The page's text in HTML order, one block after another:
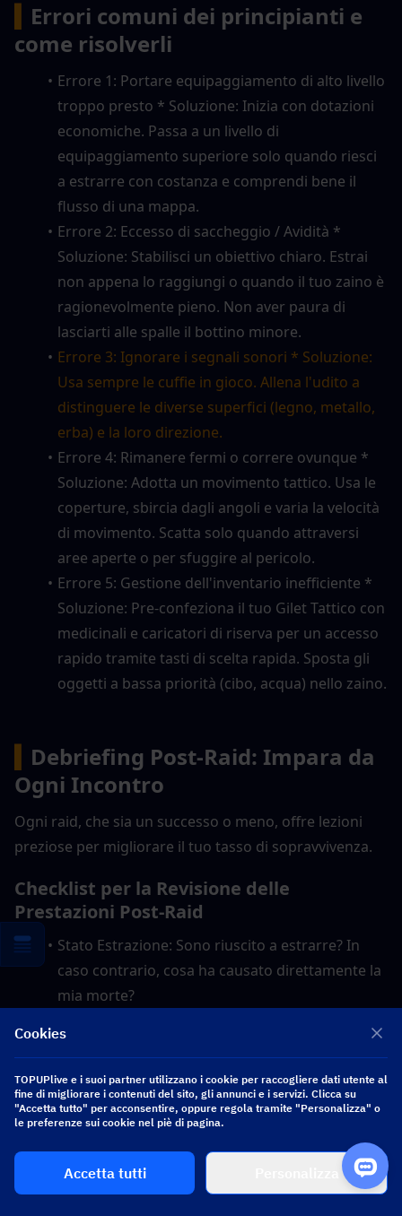
Errori comuni dei principianti e
come risolverli
Errore 1: Portare equipaggiamento di alto livello
troppo presto * Soluzione: Inizia con dotazioni
economiche. Passa a un livello di
equipaggiamento superiore solo quando riesci
a estrarre con costanza e comprendi bene il
flusso di una mappa.
Errore 2: Eccesso di saccheggio / Avidità *
Soluzione: Stabilisci un obiettivo chiaro. Estrai
non appena lo raggiungi o quando il tuo zaino è
ragionevolmente pieno. Non aver paura di
lasciarti alle spalle il bottino minore.
Errore 3: Ignorare i segnali sonori * Soluzione:
Usa sempre le cuffie in gioco. Allena l'udito a
distinguere le diverse superfici (legno, metallo,
erba) e la loro direzione.
Errore 4: Rimanere fermi o correre ovunque *
Soluzione: Adotta un movimento tattico. Usa le
coperture, sbircia dagli angoli e varia la velocità
di movimento. Scatta solo quando attraversi
aree aperte o per sfuggire al pericolo.
Errore 5: Gestione dell'inventario inefficiente *
Soluzione: Pre-confeziona il tuo Gilet Tattico con
medicinali e caricatori di riserva per un accesso
rapido tramite tasti di scelta rapida. Sposta gli
oggetti a bassa priorità (cibo, acqua) nello zaino.
Debriefing Post-Raid: Impara da
Ogni Incontro
Ogni raid, che sia un successo o meno, offre lezioni
preziose per migliorare il tuo tasso di sopravvivenza.
Checklist per la Revisione delle
Prestazioni Post-Raid
Stato Estrazione: Sono riuscito a estrarre? In
caso contrario, cosa ha causato direttamente la
mia morte?
Analisi del Bottino: Cosa ho acquisito rispetto a
cosa ho rischiato?
Revisione Tattica: Dove ho commesso errori
(movimento, posizionamento in combattimento,
segnali audio)?
Analisi del Nemico: Che equipaggiamento aveva
Cookies
TOPUPlive e i suoi partner utilizzano i cookie per raccogliere dati utente al
fine di migliorare i contenuti del sito, gli annunci e i servizi. Clicca su
"Accetta tutto" per acconsentire, oppure regola tramite "Personalizza" o
le preferenze sui cookie nel piè di pagina.
Accetta tutti